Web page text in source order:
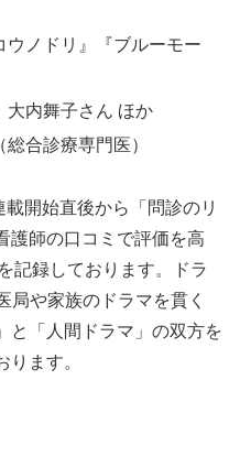
ウノドリ』『ブルーモー
大内舞子さん ほか
総合診療専門医）
開始直後から「問診のリ
護師の口コミで評価を高
記録しております。ドラ
局や家族のドラマを貫く
と「人間ドラマ」の双方を
ます。